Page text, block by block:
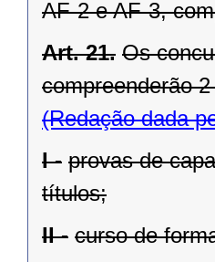
AF-2 e AF-3,
Art. 21. Os
compreenderão
(Redação dada
I - provas de
títulos;
II - curso de